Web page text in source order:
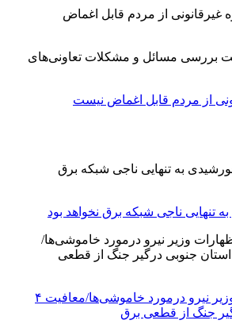
بررسی مسائل و مشکلات تعاونی‌های
از مردم قابل اغماض نیست
تنهایی ناجی شبکه برق نخواهد بود
آخرین اظهارات وزیر نیرو درمورد خاموشی‌ها/معافیت ۴
جنگ از قطعی برق